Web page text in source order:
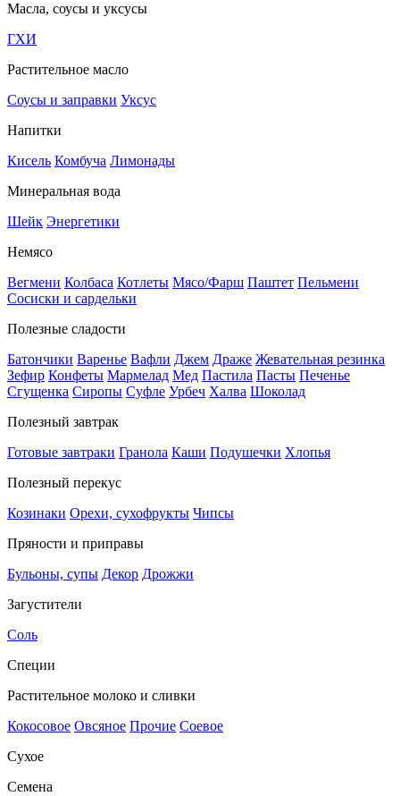
Масла, соусы и уксусы
ГХИ
Растительное масло
Соусы и заправки Уксус
Напитки
Кисель Комбуча Лимонады
Минеральная вода
Шейк Энергетики
Немясо
Вегмени Колбаса Котлеты Мясо/Фарш Паштет Пельмени
Сосиски и сардельки
Полезные сладости
Батончики Варенье Вафли Джем Драже Жевательная резинка
Зефир Конфеты Мармелад Мед Пастила Пасты Печенье
Сгущенка Сиропы Суфле Урбеч Халва Шоколад
Полезный завтрак
Готовые завтраки Гранола Каши Подушечки Хлопья
Полезный перекус
Козинаки Орехи, сухофрукты Чипсы
Пряности и приправы
Бульоны, супы Декор Дрожжи
Загустители
Соль
Специи
Растительное молоко и сливки
Кокосовое Овсяное Прочие Соевое
Сухое
Семена